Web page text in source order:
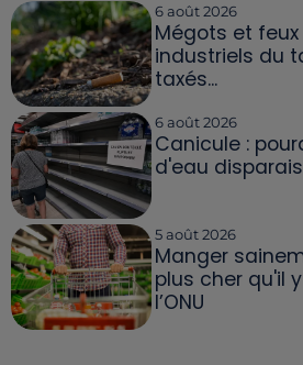
6 août 2026
Mégots et
industriels du
taxés...
6 août 2026
Canicule :
d'eau
5 août 2026
Manger
plus cher qu'il
l’ONU